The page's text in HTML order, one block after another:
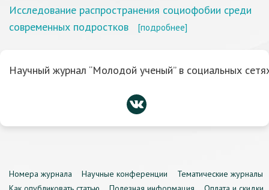
Исследование распространения социофобии среди
современных подростков
[подробнее]
Научный журнал “Молодой ученый” в социальных
Номера журнала Научные конференции
Тематические журналы